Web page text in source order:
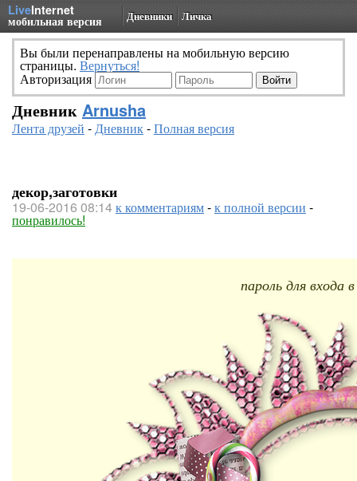
LiveInternet
мобильная версия Дневники Личка
Вы были перенаправлены на мобильную версию
страницы. Вернуться!
Авторизация
Дневник Arnusha
Лента друзей -Дневник-Полная версия
декор,заготовки
19-06-2016 08:14к комментариям-к полной версии -
понравилось!
пароль для входа